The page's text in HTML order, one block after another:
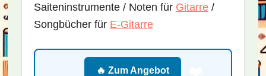
Saiteninstrumente / Noten für Gitarre/
Songbücher für E-Gitarre
🔥 Zum Angebot